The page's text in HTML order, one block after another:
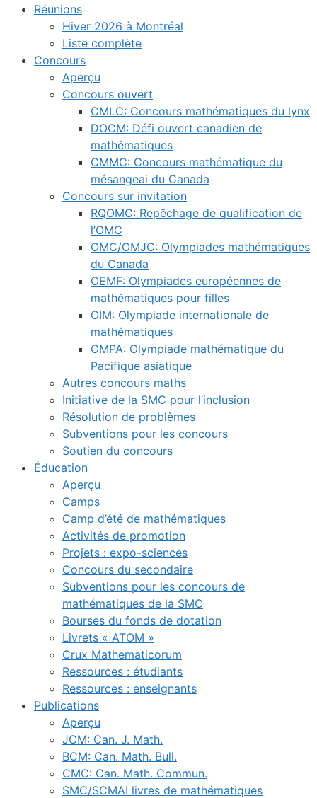
Réunions
Hiver 2026 à Montréal
Liste complète
Concours
Aperçu
Concours ouvert
CMLC: Concours mathématiques du lynx
DOCM: Défi ouvert canadien de
mathématiques
CMMC: Concours mathématique du
mésangeai du Canada
Concours sur invitation
RQOMC: Repêchage de qualification de
l’OMC
OMC/OMJC: Olympiades mathématiques
du Canada
OEMF: Olympiades européennes de
mathématiques pour filles
OIM: Olympiade internationale de
mathématiques
OMPA: Olympiade mathématique du
Pacifique asiatique
Autres concours maths
Initiative de la SMC pour l’inclusion
Résolution de problèmes
Subventions pour les concours
Soutien du concours
Éducation
Aperçu
Camps
Camp d’été de mathématiques
Activités de promotion
Projets : expo-sciences
Concours du secondaire
Subventions pour les concours de
mathématiques de la SMC
Bourses du fonds de dotation
Livrets « ATOM »
Crux Mathematicorum
Ressources : étudiants
Ressources : enseignants
Publications
Aperçu
JCM: Can. J. Math.
BCM: Can. Math. Bull.
CMC: Can. Math. Commun.
SMC/SCMAI livres de mathématiques